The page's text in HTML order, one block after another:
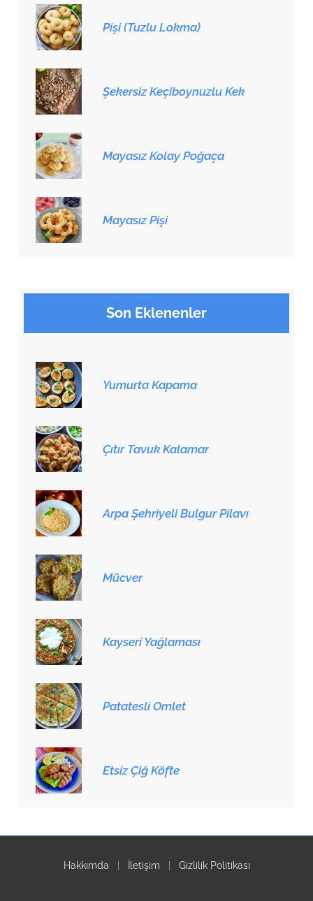
Pişi (Tuzlu Lokma)
Şekersiz Keçiboynuzlu Kek
Mayasız Kolay Poğaça
Mayasız Pişi
Son Eklenenler
Yumurta Kapama
Çıtır Tavuk Kalamar
Arpa Şehriyeli Bulgur Pilavı
Mücver
Kayseri Yağlaması
Patatesli Omlet
Etsiz Çiğ Köfte
Hakkımda İletişim Gizlilik Politikası